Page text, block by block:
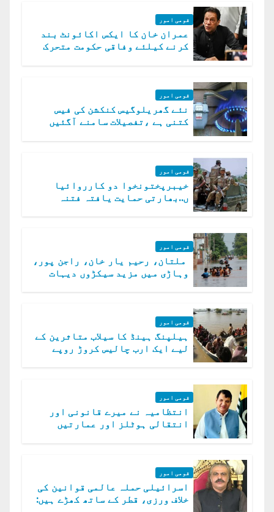
قومی امور
عمران خان کا ایکس اکائونٹ بند
کرنے کیلئے وفاقی حکومت متحرک
قومی امور
نئے گھریلوگیس کنکشن کی فیس
کتنی ہے ،تفصیلات سامنے آگئیں
قومی امور
خیبرپختونخوا دو کارروائیا
ں..بھارتی حمایت یافتہ فتنہ
قومی امور
ملتان، رحیم یار خان، راجن پور،
وہاڑی میں مزید سیکڑوں دیہات
قومی امور
ہیلپنگ ہینڈ کا سیلاب متاثرین کے
لیے ایک ارب چالیس کروڑ روپے
قومی امور
انتظامیہ نے میرے قانونی اور
انتقالی ہوٹلز اور عمارتیں
قومی امور
اسرائیلی حملہ عالمی قوانین کی
خلاف ورزی، قطر کے ساتھ کھڑے ہیں: